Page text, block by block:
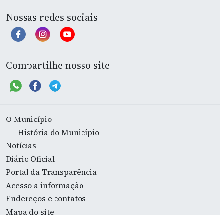
Nossas redes sociais
Compartilhe nosso site
O Município
História do Município
Notícias
Diário Oficial
Portal da Transparência
Acesso a informação
Endereços e contatos
Mapa do site